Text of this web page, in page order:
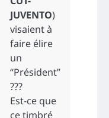
JUVENTO)
visaient à
faire élire
un
“Président”
???
Est-ce que
ce timbré